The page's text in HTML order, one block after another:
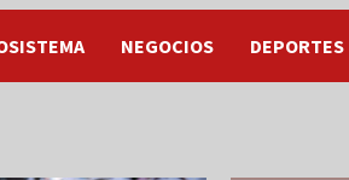
NEGOCIOS DEPORTES